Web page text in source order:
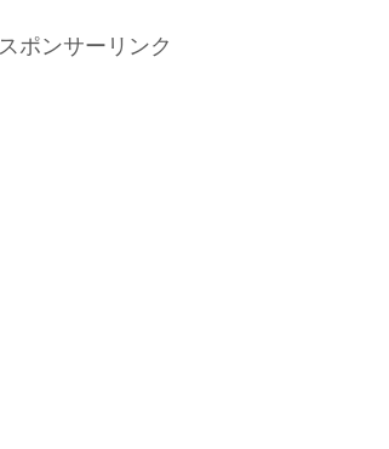
スポンサーリンク